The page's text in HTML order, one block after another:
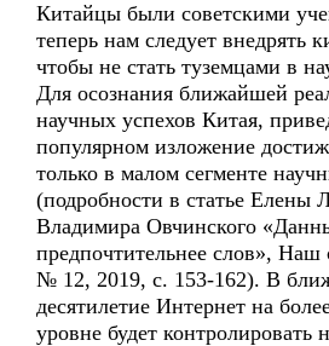
Китайцы были советскими
теперь нам следует внедрять
чтобы не стать туземцами в
Для осознания ближайшей
научных успехов Китая,
популярном изложение
только в малом сегменте
(подробности в статье Елены
Владимира Овчинского
предпочтительнее слов», Наш
№ 12, 2019, с. 153-162). В
десятилетие Интернет на
уровне будет